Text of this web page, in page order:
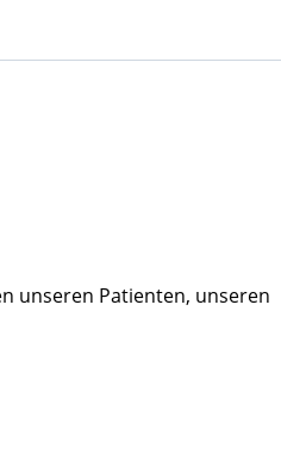
unseren Patienten, unseren